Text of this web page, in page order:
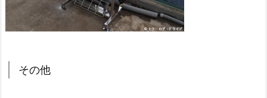
その他